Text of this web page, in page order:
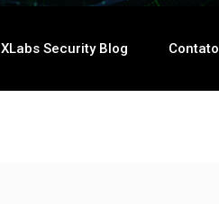
XLabs Security Blog Contato